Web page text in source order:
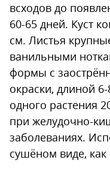
всходов до
60-65 дней. Куст
см. Листья
ванильными
формы с
окраски, длиной
одного растения
при желудочно-
заболеваниях.
сушёном виде, как